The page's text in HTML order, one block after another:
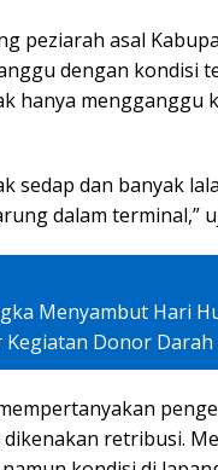
peziarah asal
dengan kondisi
hanya mengganggu
sedap dan banyak
dalam terminal,”
Menyambut Hari
Kegiatan Donor Darah
dikenakan retribusi.